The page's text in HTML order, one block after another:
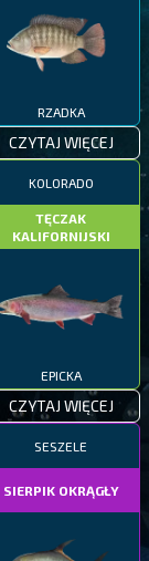
RZADKA
CZYTAJ WIĘCEJ
KOLORADO
TĘCZAK
KALIFORNIJSKI
EPICKA
CZYTAJ WIĘCEJ
SESZELE
SIERPIK OKRĄGŁY